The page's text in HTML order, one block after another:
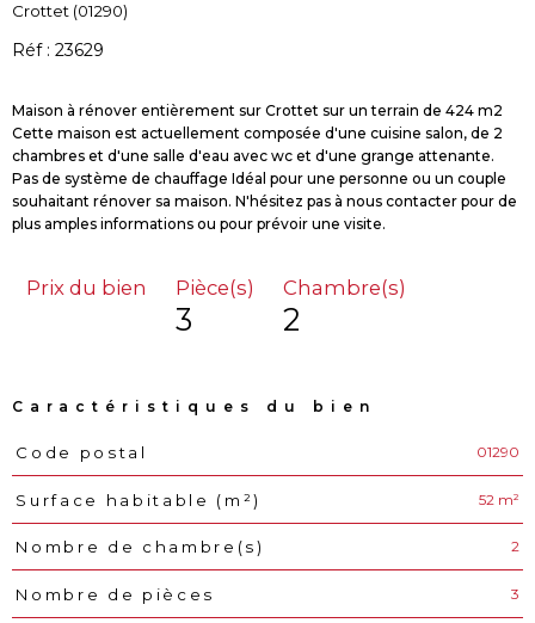
Crottet (01290)
Réf : 23629
Maison à rénover entièrement sur Crottet sur un terrain de 424 m2
Cette maison est actuellement composée d'une cuisine salon, de 2
chambres et d'une salle d'eau avec wc et d'une grange attenante.
Pas de système de chauffage Idéal pour une personne ou un couple
souhaitant rénover sa maison. N'hésitez pas à nous contacter pour de
Prix du bien Pièce(s)
3
Chambre(s)
2
Caractéristiques du bien
Caractéristiques
Code postal 01290
Surface habitable (m²) 52 m²
Nombre de chambre(s) 2
Nombre de pièces 3